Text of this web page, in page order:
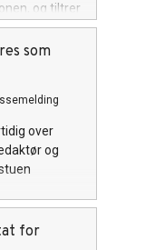
og tiltrer
oktober.
som
over
og
for